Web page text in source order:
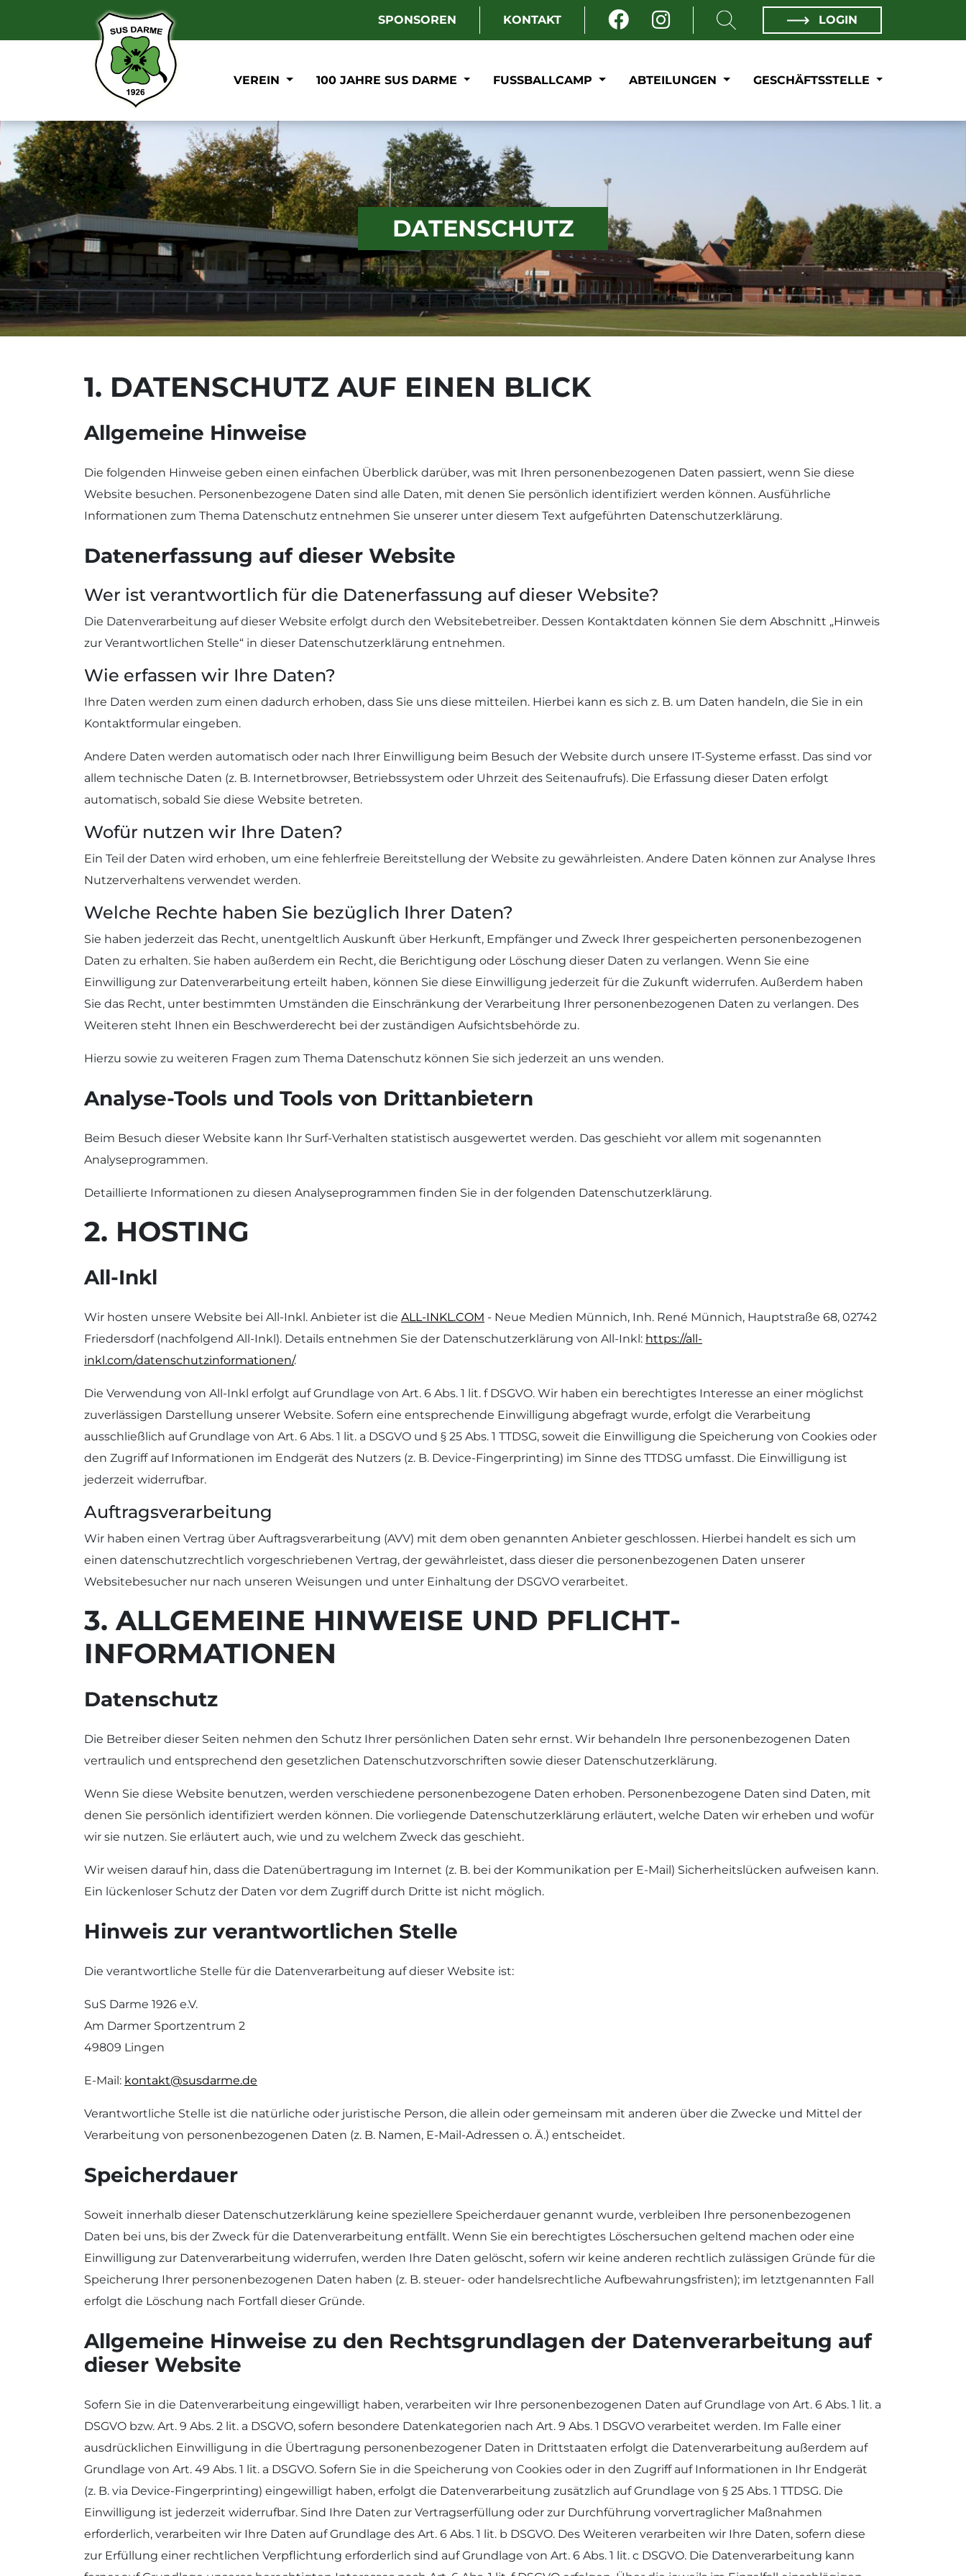
SPONSOREN KONTAKT LOGIN
VEREIN 100 JAHRE SUS DARME FUSSBALLCAMP ABTEILUNGEN GESCHÄFTSSTELLE
DATENSCHUTZ
1. DATENSCHUTZ AUF EINEN BLICK
Allgemeine Hinweise
Die folgenden Hinweise geben einen einfachen Überblick darüber, was mit Ihren personenbezogenen Daten passiert, wenn Sie diese
Website besuchen. Personenbezogene Daten sind alle Daten, mit denen Sie persönlich identifiziert werden können. Ausführliche
Informationen zum Thema Datenschutz entnehmen Sie unserer unter diesem Text aufgeführten Datenschutzerklärung.
Datenerfassung auf dieser Website
Wer ist verantwortlich für die Datenerfassung auf dieser Website?
Die Datenverarbeitung auf dieser Website erfolgt durch den Websitebetreiber. Dessen Kontaktdaten können Sie dem Abschnitt „Hinweis
zur Verantwortlichen Stelle“ in dieser Datenschutzerklärung entnehmen.
Wie erfassen wir Ihre Daten?
Ihre Daten werden zum einen dadurch erhoben, dass Sie uns diese mitteilen. Hierbei kann es sich z. B. um Daten handeln, die Sie in ein
Kontaktformular eingeben.
Andere Daten werden automatisch oder nach Ihrer Einwilligung beim Besuch der Website durch unsere IT-Systeme erfasst. Das sind vor
allem technische Daten (z. B. Internetbrowser, Betriebssystem oder Uhrzeit des Seitenaufrufs). Die Erfassung dieser Daten erfolgt
automatisch, sobald Sie diese Website betreten.
Wofür nutzen wir Ihre Daten?
Ein Teil der Daten wird erhoben, um eine fehlerfreie Bereitstellung der Website zu gewährleisten. Andere Daten können zur Analyse Ihres
Nutzerverhaltens verwendet werden.
Welche Rechte haben Sie bezüglich Ihrer Daten?
Sie haben jederzeit das Recht, unentgeltlich Auskunft über Herkunft, Empfänger und Zweck Ihrer gespeicherten personenbezogenen
Daten zu erhalten. Sie haben außerdem ein Recht, die Berichtigung oder Löschung dieser Daten zu verlangen. Wenn Sie eine
Einwilligung zur Datenverarbeitung erteilt haben, können Sie diese Einwilligung jederzeit für die Zukunft widerrufen. Außerdem haben
Sie das Recht, unter bestimmten Umständen die Einschränkung der Verarbeitung Ihrer personenbezogenen Daten zu verlangen. Des
Weiteren steht Ihnen ein Beschwerderecht bei der zuständigen Aufsichtsbehörde zu.
Hierzu sowie zu weiteren Fragen zum Thema Datenschutz können Sie sich jederzeit an uns wenden.
Analyse-Tools und Tools von Dritt­anbietern
Beim Besuch dieser Website kann Ihr Surf-Verhalten statistisch ausgewertet werden. Das geschieht vor allem mit sogenannten
Analyseprogrammen.
Detaillierte Informationen zu diesen Analyseprogrammen finden Sie in der folgenden Datenschutzerklärung.
2. HOSTING
All-Inkl
Wir hosten unsere Website bei All-Inkl. Anbieter ist die ALL-INKL.COM - Neue Medien Münnich, Inh. René Münnich, Hauptstraße 68, 02742
Friedersdorf (nachfolgend All-Inkl). Details entnehmen Sie der Datenschutzerklärung von All-Inkl: https://all-
inkl.com/datenschutzinformationen/.
Die Verwendung von All-Inkl erfolgt auf Grundlage von Art. 6 Abs. 1 lit. f DSGVO. Wir haben ein berechtigtes Interesse an einer möglichst
zuverlässigen Darstellung unserer Website. Sofern eine entsprechende Einwilligung abgefragt wurde, erfolgt die Verarbeitung
ausschließlich auf Grundlage von Art. 6 Abs. 1 lit. a DSGVO und § 25 Abs. 1 TTDSG, soweit die Einwilligung die Speicherung von Cookies oder
den Zugriff auf Informationen im Endgerät des Nutzers (z. B. Device-Fingerprinting) im Sinne des TTDSG umfasst. Die Einwilligung ist
jederzeit widerrufbar.
Auftragsverarbeitung
Wir haben einen Vertrag über Auftragsverarbeitung (AVV) mit dem oben genannten Anbieter geschlossen. Hierbei handelt es sich um
einen datenschutzrechtlich vorgeschriebenen Vertrag, der gewährleistet, dass dieser die personenbezogenen Daten unserer
Websitebesucher nur nach unseren Weisungen und unter Einhaltung der DSGVO verarbeitet.
3. ALLGEMEINE HINWEISE UND PFLICHT­
INFORMATIONEN
Datenschutz
Die Betreiber dieser Seiten nehmen den Schutz Ihrer persönlichen Daten sehr ernst. Wir behandeln Ihre personenbezogenen Daten
vertraulich und entsprechend den gesetzlichen Datenschutzvorschriften sowie dieser Datenschutzerklärung.
Wenn Sie diese Website benutzen, werden verschiedene personenbezogene Daten erhoben. Personenbezogene Daten sind Daten, mit
denen Sie persönlich identifiziert werden können. Die vorliegende Datenschutzerklärung erläutert, welche Daten wir erheben und wofür
wir sie nutzen. Sie erläutert auch, wie und zu welchem Zweck das geschieht.
Wir weisen darauf hin, dass die Datenübertragung im Internet (z. B. bei der Kommunikation per E-Mail) Sicherheitslücken aufweisen kann.
Ein lückenloser Schutz der Daten vor dem Zugriff durch Dritte ist nicht möglich.
Hinweis zur verantwortlichen Stelle
Die verantwortliche Stelle für die Datenverarbeitung auf dieser Website ist:
SuS Darme 1926 e.V.
Am Darmer Sportzentrum 2
49809 Lingen
E-Mail: kontakt@susdarme.de
Verantwortliche Stelle ist die natürliche oder juristische Person, die allein oder gemeinsam mit anderen über die Zwecke und Mittel der
Verarbeitung von personenbezogenen Daten (z. B. Namen, E-Mail-Adressen o. Ä.) entscheidet.
Speicherdauer
Soweit innerhalb dieser Datenschutzerklärung keine speziellere Speicherdauer genannt wurde, verbleiben Ihre personenbezogenen
Daten bei uns, bis der Zweck für die Datenverarbeitung entfällt. Wenn Sie ein berechtigtes Löschersuchen geltend machen oder eine
Einwilligung zur Datenverarbeitung widerrufen, werden Ihre Daten gelöscht, sofern wir keine anderen rechtlich zulässigen Gründe für die
Speicherung Ihrer personenbezogenen Daten haben (z. B. steuer- oder handelsrechtliche Aufbewahrungsfristen); im letztgenannten Fall
erfolgt die Löschung nach Fortfall dieser Gründe.
Allgemeine Hinweise zu den Rechtsgrundlagen der Datenverarbeitung auf
dieser Website
Sofern Sie in die Datenverarbeitung eingewilligt haben, verarbeiten wir Ihre personenbezogenen Daten auf Grundlage von Art. 6 Abs. 1 lit. a
DSGVO bzw. Art. 9 Abs. 2 lit. a DSGVO, sofern besondere Datenkategorien nach Art. 9 Abs. 1 DSGVO verarbeitet werden. Im Falle einer
ausdrücklichen Einwilligung in die Übertragung personenbezogener Daten in Drittstaaten erfolgt die Datenverarbeitung außerdem auf
Grundlage von Art. 49 Abs. 1 lit. a DSGVO. Sofern Sie in die Speicherung von Cookies oder in den Zugriff auf Informationen in Ihr Endgerät
(z. B. via Device-Fingerprinting) eingewilligt haben, erfolgt die Datenverarbeitung zusätzlich auf Grundlage von § 25 Abs. 1 TTDSG. Die
Einwilligung ist jederzeit widerrufbar. Sind Ihre Daten zur Vertragserfüllung oder zur Durchführung vorvertraglicher Maßnahmen
erforderlich, verarbeiten wir Ihre Daten auf Grundlage des Art. 6 Abs. 1 lit. b DSGVO. Des Weiteren verarbeiten wir Ihre Daten, sofern diese
zur Erfüllung einer rechtlichen Verpflichtung erforderlich sind auf Grundlage von Art. 6 Abs. 1 lit. c DSGVO. Die Datenverarbeitung kann